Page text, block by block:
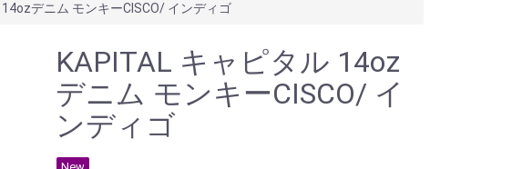
14ozデニム モンキーCISCO/ インディゴ
KAPITAL キャピタル 14oz
デニム モンキーCISCO/ イ
ンディゴ